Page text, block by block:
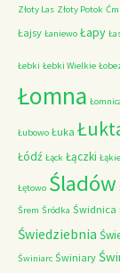
Złoty Las Złoty Potok
Łajsy Łaniewo Łapy
Łebki Łebki Wielkie
Łomna
Łubowo Łuka
Łódź Łąck Łączki Łąkie
Łętowo Śladów
Śrem Śródka Świdnica
Świedziebnia
Świniarc Świniary